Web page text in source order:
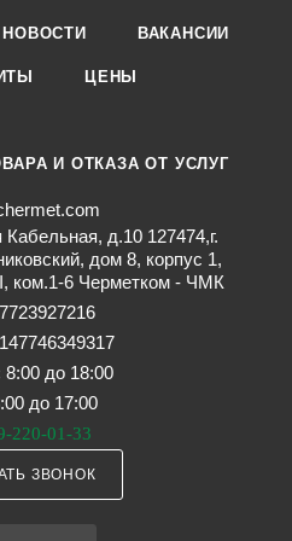
НОВОСТИ ВАКАНСИИ
ЦЕНЫ
И ОТКАЗА ОТ УСЛУГ
Кабельная, д.10 127474,г.
дом 8, корпус 1,
ком.1-6 Черметком - ЧМК
до 18:00
до 17:00
220-01-33
ЗВОНОК